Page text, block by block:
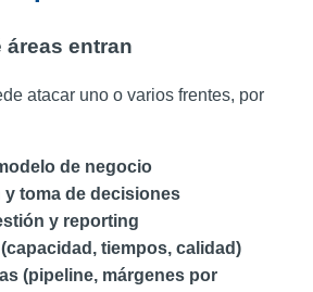
áreas entran
atacar uno o varios frentes, por
de negocio
y toma de decisiones
y reporting
tiempos, calidad)
(pipeline, márgenes por